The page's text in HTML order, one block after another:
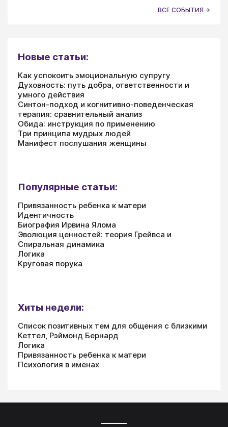
ВСЕ СОБЫТИЯ
Новые статьи:
Как успокоить эмоциональную супругу
Духовность: путь добра, ответственности и
умного действия
Синтон-подход и когнитивно-поведенческая
терапия: сравнительный анализ
Обида: инструкция по применению
Три принципа мудрых людей
Манифест послушания женщины
Популярные статьи:
Привязанность ребенка к матери
Идентичность
Биография Ирвина Ялома
Эволюция ценностей: теория Грейвса и
Спиральная динамика
Логика
Круговая порука
Хиты недели:
Список позитивных тем для общения с близкими
Кеттел, Рэймонд Бернард
Логика
Привязанность ребенка к матери
Психология в именах